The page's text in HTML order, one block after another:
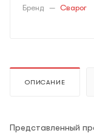
Бренд — Сварог
ОПИСАНИЕ
Представленный